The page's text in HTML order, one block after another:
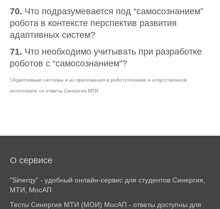
70. Что подразумевается под “самосознанием”
робота в контексте перспектив развития
адаптивных систем?
71. Что необходимо учитывать при разработке
роботов с “самосознанием”?
Адаптивные системы и их приложения в робототехнике и искусственном
интеллекте.ти ответы Синергия МТИ
О сервисе
"Sinerqy" - удобный онлайн-сервис для студентов Синергия,
МТИ, МосАП
Тесты Синергия МТИ (МОИ) МосАП - ответы доступны для